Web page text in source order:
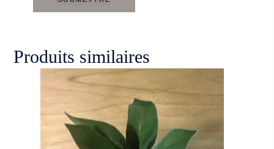
Produits similaires